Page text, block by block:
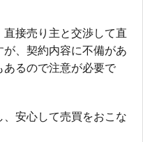
接売り主と交渉して直
、契約内容に不備があ
あるので注意が必要で
安心して売買をおこな